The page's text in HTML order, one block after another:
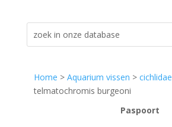
Home > Aquarium vissen > cichlidae
telmatochromis burgeoni
Paspoort